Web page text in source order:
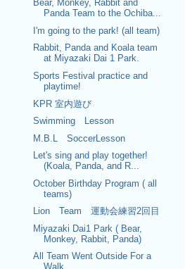
Bear, Monkey, Rabbit and
Panda Team to the Ochiba...
I'm going to the park! (all team)
Rabbit, Panda and Koala team
at Miyazaki Dai 1 Park.
Sports Festival practice and
playtime!
KPR 室内遊び
Swimming Lesson
M.B.L SoccerLesson
Let's sing and play together!
(Koala, Panda, and R...
October Birthday Program ( all
teams)
Lion Team 運動会練習2回目
Miyazaki Dai1 Park ( Bear,
Monkey, Rabbit, Panda)
All Team Went Outside For a
Walk